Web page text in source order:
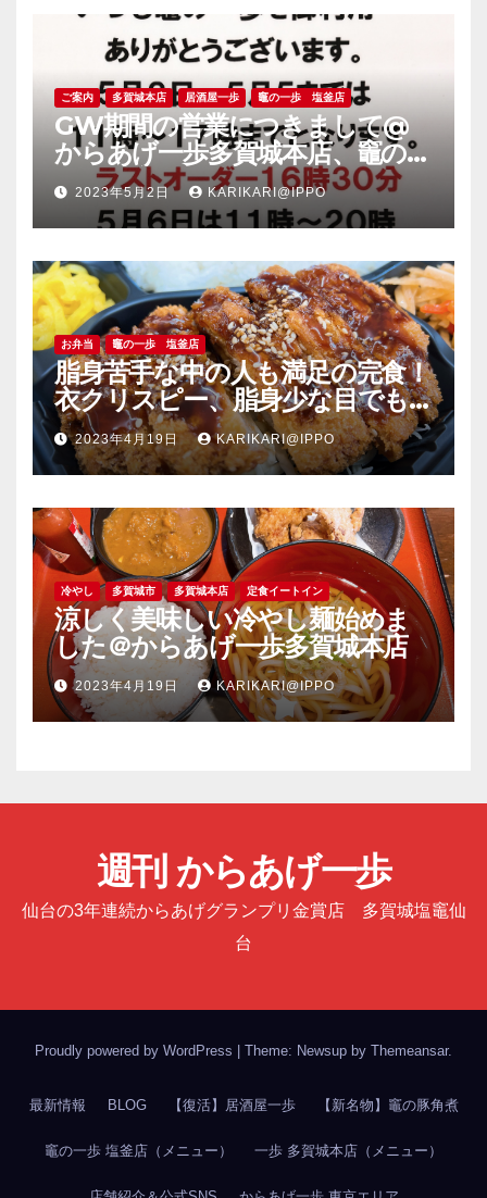
ご案内 多賀城本店 居酒屋一歩 竈の一歩 塩釜店
GW期間の営業につきまして@
からあげ一歩多賀城本店、竈の一
歩塩釜店
2023年5月2日 KARIKARI@IPPO
お弁当 竈の一歩 塩釜店
脂身苦手な中の人も満足の完食！
衣クリスピー、脂身少な目でも
旨い豚肉のソーストンカツ弁当
＠竈の一歩塩釜店
2023年4月19日 KARIKARI@IPPO
冷やし 多賀城市 多賀城本店 定食イートイン
涼しく美味しい冷やし麺始めま
した＠からあげ一歩多賀城本店
2023年4月19日 KARIKARI@IPPO
週刊 からあげ一歩
仙台の3年連続からあげグランプリ金賞店 多賀城塩竈仙
台
Proudly powered by WordPress | Theme: Newsup by Themeansar.
最新情報 BLOG 【復活】居酒屋一歩 【新名物】竈の豚角煮
竈の一歩 塩釜店（メニュー） 一歩 多賀城本店（メニュー）